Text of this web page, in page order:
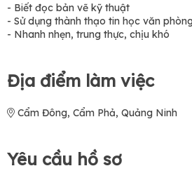
- Biết đọc bản vẽ kỹ thuật
- Sử dụng thành thạo tin học văn
- Nhanh nhẹn, trung thực, chịu khó
Địa điểm làm việc
Cẩm Đông, Cẩm Phả, Quảng Ninh
Yêu cầu hồ sơ